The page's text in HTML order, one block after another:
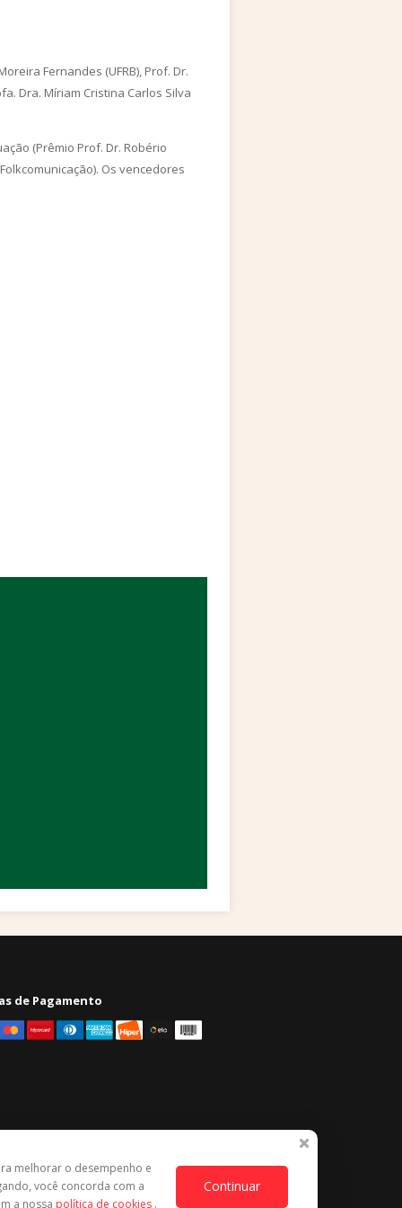
Fernandes (UFRB), Prof. Dr.
Dra. Míriam Cristina Carlos Silva
(Prêmio Prof. Dr. Robério
Os vencedores
de Pagamento
melhorar o desempenho e
você concorda com a
a nossa política de cookies .
Continuar